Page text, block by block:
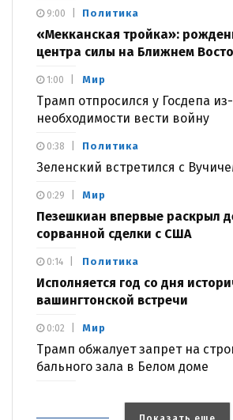
Политика
«Мекканская тройка»:
центра силы на Ближнем
9:00
Мир
Трамп отпросился у Госдепа
необходимости вести войну
1:00
Политика
Зеленский встретился с
0:38
Мир
Пезешкиан впервые раскрыл
сорванной сделки с США
0:29
Политика
Исполняется год со дня
вашингтонской встречи
0:14
Мир
Трамп обжалует запрет на
бального зала в Белом доме
0:02